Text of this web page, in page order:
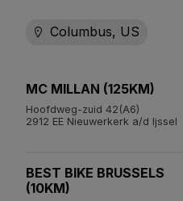
Columbus, US
MC MILLAN (125KM)
Hoofdweg-zuid 42(A6)
2912 EE Nieuwerkerk a/d Ijssel
BEST BIKE BRUSSELS
(10KM)